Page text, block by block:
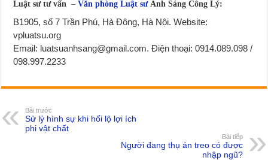
Luật sư tư vấn –Văn phòng Luật sưÁnh Sáng Công Lý:
B1905, số 7 Trần Phú, Hà Đông, Hà Nội. Website:
vpluatsu.org
Email: luatsuanhsang@gmail.com. Điện thoại: 0914.089.098 /
098.997.2233
Bài trước
Sử lý hình sự khi hối lộ lợi ích
phi vật chất
Bài tiếp
Người đang thụ án treo có được
nhập ngũ?